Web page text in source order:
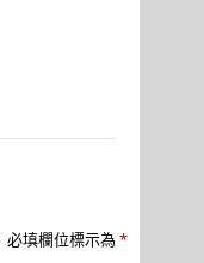
必填欄位標示為 *